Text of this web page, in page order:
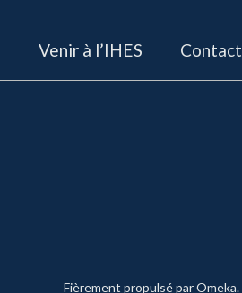
Venir à l’IHES Contact
Fièrement propulsé parOmeka.